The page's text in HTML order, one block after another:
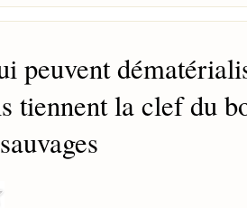
peuvent
tiennent la clef du